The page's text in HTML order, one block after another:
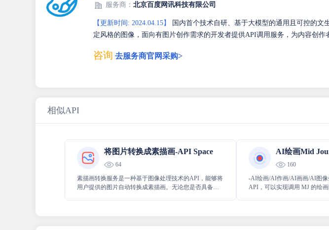
服务商： 北京百度网讯科技有限公司
【更新时间: 2024.04.15】
国内首个技术自研、基于大模型的通用且可控的文
定风格的图像，面向有图片创作需求的开发者提供API调用服务，为内容创作
咨询 去服务商官网采购>
相似API
将图片转换成素描画-API Space
64
素描画转换服务是一种基于图像处理技术的API，能够将
用户提供的图片自动转换成素描画。无论您是否具备图
AI绘画Mid
160
-AI绘画/AI作画/AI画画/AI图像
API，可以实现调用 MJ 的绘